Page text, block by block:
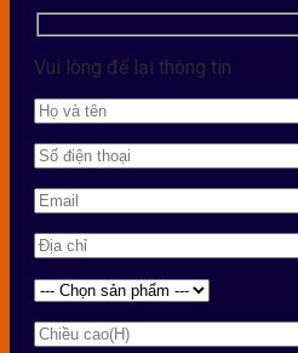
Vui lòng để lại thông tin